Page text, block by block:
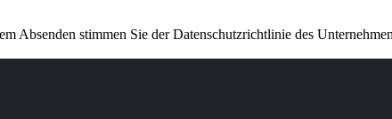
Absenden stimmen Sie der Datenschutzrichtlinie des